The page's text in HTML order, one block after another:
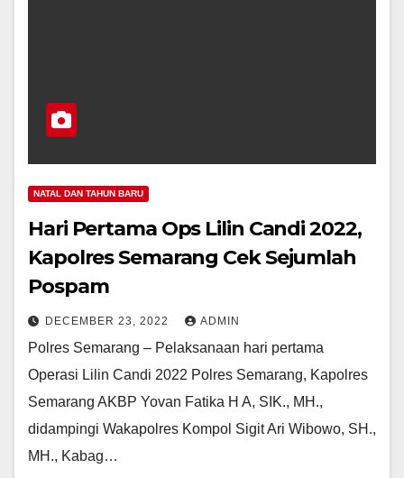
NATAL DAN TAHUN BARU
Hari Pertama Ops Lilin Candi 2022,
Kapolres Semarang Cek Sejumlah
Pospam
DECEMBER 23, 2022 ADMIN
Polres Semarang – Pelaksanaan hari pertama
Operasi Lilin Candi 2022 Polres Semarang, Kapolres
Semarang AKBP Yovan Fatika H A, SIK., MH.,
didampingi Wakapolres Kompol Sigit Ari Wibowo, SH.,
MH., Kabag…